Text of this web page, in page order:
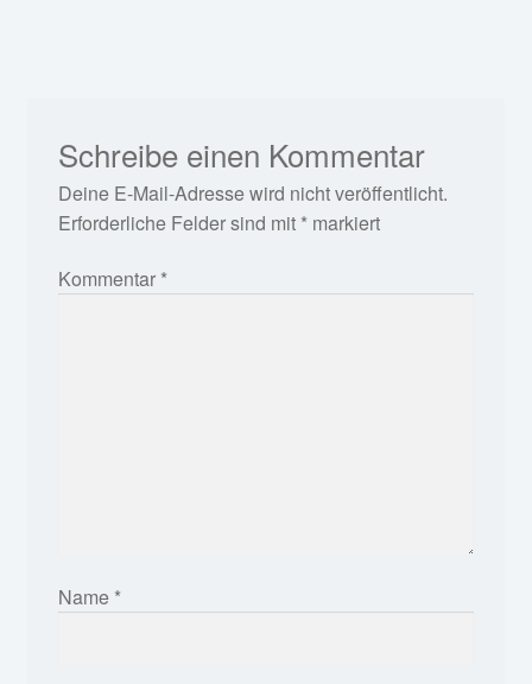
Schreibe einen Kommentar
Deine E-Mail-Adresse wird nicht veröffentlicht.
Erforderliche Felder sind mit *markiert
Kommentar *
Name *